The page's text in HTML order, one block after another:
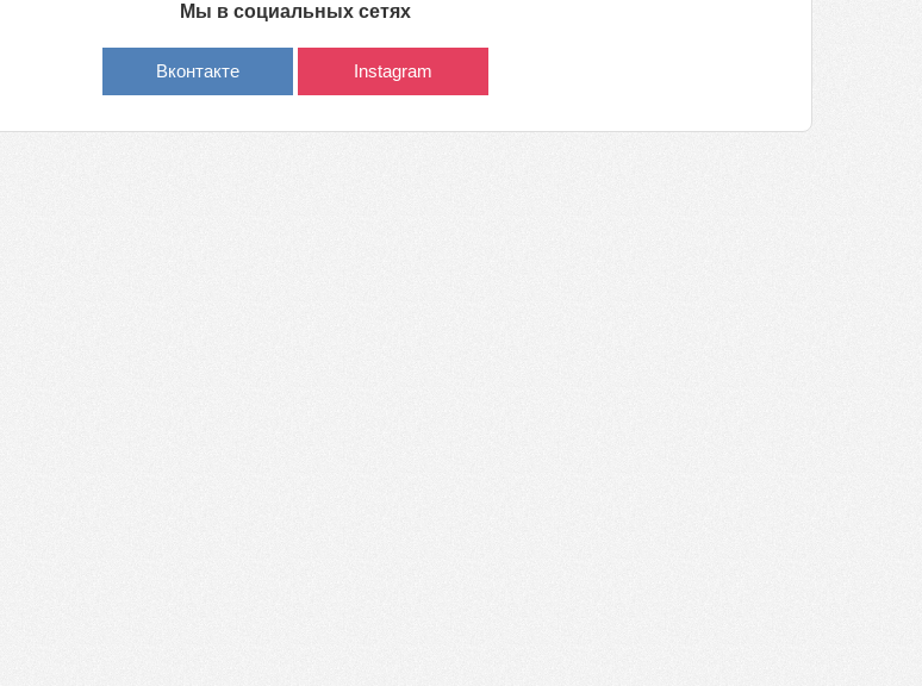
Мы в социальных сетях
Вконтакте Instagram